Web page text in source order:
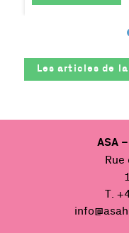
Les articles de
ASA
T.